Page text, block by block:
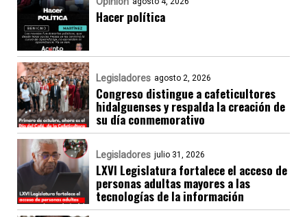
Hacer política
Legisladores agosto 2, 2026
Congreso distingue a cafeticultores
hidalguenses y respalda la creación de
su día conmemorativo
Legisladores julio 31, 2026
LXVI Legislatura fortalece el acceso de
personas adultas mayores a las
tecnologías de la información